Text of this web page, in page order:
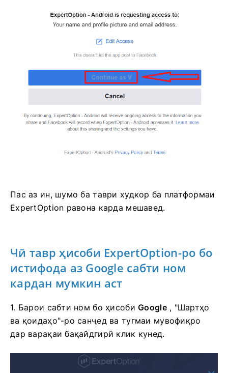
Пас аз ин, шумо ба таври худкор ба платформаи
ExpertOption равона карда мешавед.
Чӣ тавр ҳисоби ExpertOption-ро бо
истифода аз Google сабти ном
кардан мумкин аст
1. Барои сабти ном бо ҳисобиGoogle, "Шартҳо
ва қоидаҳо"-ро санҷед ва тугмаи мувофиқро
дар варақаи бақайдгирӣ клик кунед.